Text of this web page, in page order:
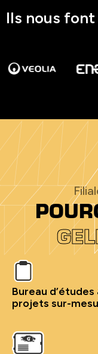
Ils nous
Bureau d’études
projets sur-